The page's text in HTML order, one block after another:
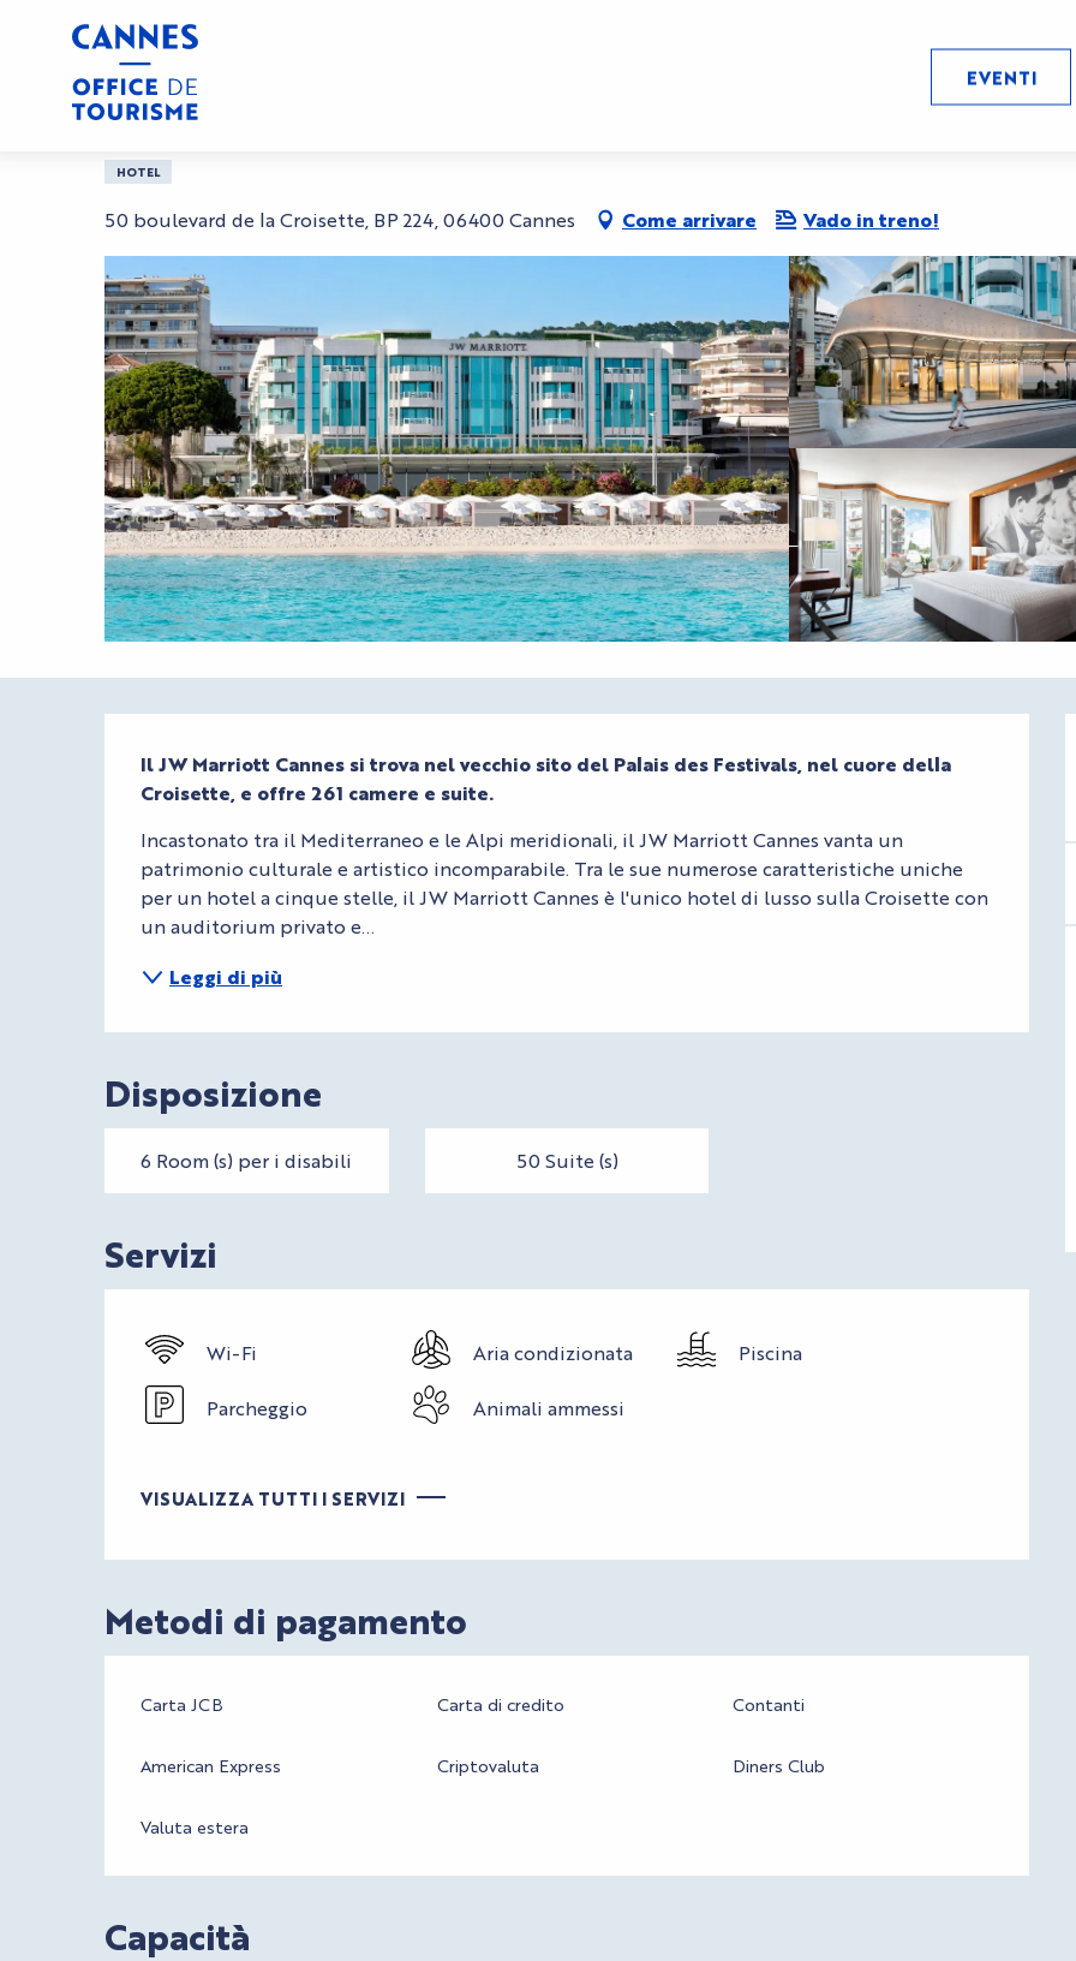
principal
EVENTI
Casa Hôtel JW Marriott Cannes
Hôtel JW Marriott Cannes
HOTEL
50 boulevard de la Croisette, BP 224, 06400 Cannes Come arrivare Vado in treno!
Descrizione
Il JW Marriott Cannes si trova nel vecchio sito del Palais des Festivals, nel cuore della
Croisette, e offre 261 camere e suite.
Incastonato tra il Mediterraneo e le Alpi meridionali, il JW Marriott Cannes vanta un
patrimonio culturale e artistico incomparabile. Tra le sue numerose caratteristiche uniche
per un hotel a cinque stelle, il JW Marriott Cannes è l'unico hotel di lusso sulla Croisette con
un auditorium privato e...
Leggi di più
Disposizione
6 Room (s) per i disabili 50 Suite (s)
Servizi
Wi-Fi Aria condizionata Piscina
Parcheggio Animali ammessi
VISUALIZZA TUTTI I SERVIZI
Metodi di pagamento
Carta JCB Carta di credito Contanti
American Express Criptovaluta Diners Club
Valuta estera
Capacità